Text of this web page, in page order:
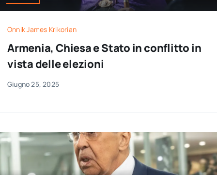
Onnik James Krikorian
Armenia, Chiesa e Stato in conflitto in
vista delle elezioni
Giugno 25, 2025